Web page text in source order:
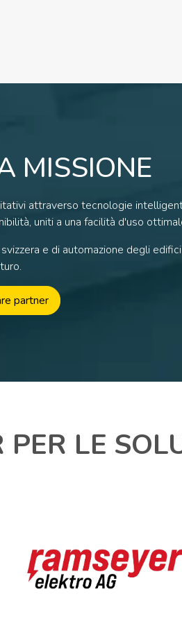
MISSIONE
attraverso tecnologie
uniti a una facilità d'uso
e di automazione degli
partner
LE